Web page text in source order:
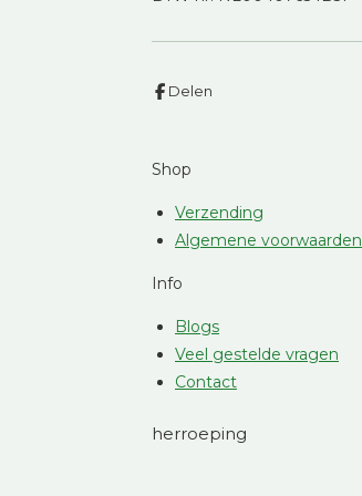
Delen
Shop
Verzending
Algemene voorwaarden
Info
Blogs
Veel gestelde vragen
Contact
herroeping